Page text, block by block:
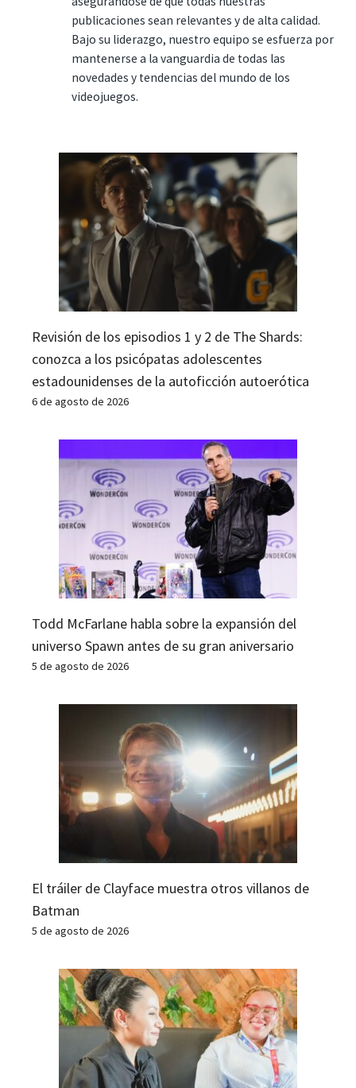
publicaciones sean relevantes y de alta calidad.
Bajo su liderazgo, nuestro equipo se esfuerza por
mantenerse a la vanguardia de todas las
novedades y tendencias del mundo de los
videojuegos.
Revisión de los episodios 1 y 2 de The Shards:
conozca a los psicópatas adolescentes
estadounidenses de la autoficción autoerótica
6 de agosto de 2026
Todd McFarlane habla sobre la expansión del
universo Spawn antes de su gran aniversario
5 de agosto de 2026
El tráiler de Clayface muestra otros villanos de
Batman
5 de agosto de 2026